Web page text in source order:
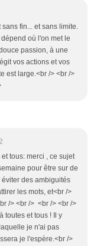
fin... et sans limite.
où l'on met le
passion, à une
vos actions et vos
est large.<br /> <br />
tous: merci , ce sujet
pour être sur de
des ambiguités
les mots, et<br />
/> <br /> <br /> <br />
toutes et tous ! Il y
je n'ai pas
je l'espère.<br />